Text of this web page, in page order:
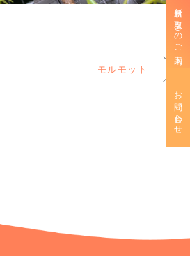
モルモット
新規お取引きのご案内
お問い合わせ